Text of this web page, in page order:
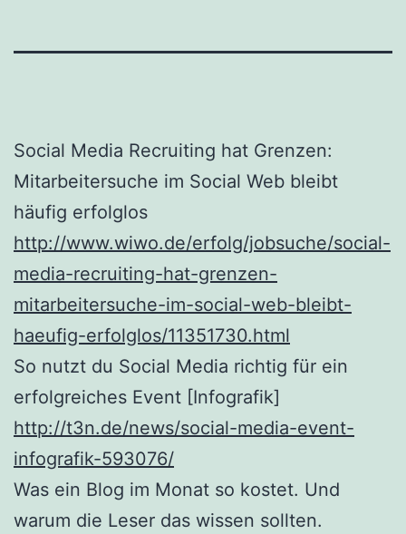
Social Media Recruiting hat Grenzen:
Mitarbeitersuche im Social Web bleibt
häufig erfolglos
http://www.wiwo.de/erfolg/jobsuche/social-
media-recruiting-hat-grenzen-
mitarbeitersuche-im-social-web-bleibt-
haeufig-erfolglos/11351730.html
So nutzt du Social Media richtig für ein
erfolgreiches Event [Infografik]
http://t3n.de/news/social-media-event-
infografik-593076/
Was ein Blog im Monat so kostet. Und
warum die Leser das wissen sollten.